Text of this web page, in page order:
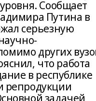
Сообщает
Путина в
серьезную
других
что работа
в республике
репродукции
задачей